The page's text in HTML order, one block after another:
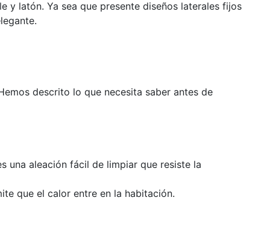
y latón. Ya sea que presente diseños laterales fijos
descrito lo que necesita saber antes de
una aleación fácil de limpiar que resiste la
que el calor entre en la habitación.